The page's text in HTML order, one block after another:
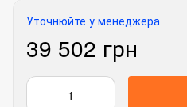
Уточнюйте у менеджера
39 502 грн